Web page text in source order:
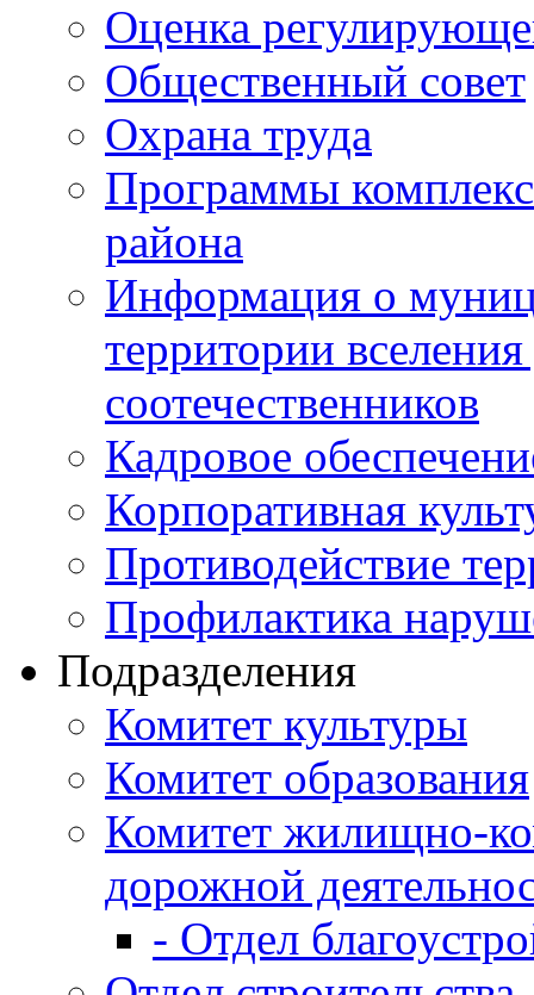
Оценка
Общественный совет
Охрана труда
Программы
района
Информация о
территории
соотечественников
Кадровое
Корпоративная
Противодействие
Профилактика
Подразделения
Комитет культуры
Комитет образования
Комитет жилищно-
дорожной
- Отдел